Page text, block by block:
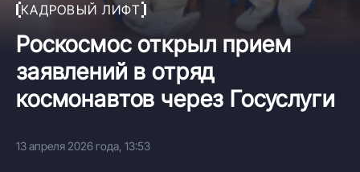
КАДРОВЫЙ ЛИФТ
Роскосмос открыл прием
заявлений в отряд
космонавтов через Госуслуги
13 апреля 2026 года, 13:53